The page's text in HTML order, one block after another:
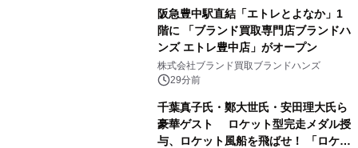
阪急豊中駅直結「エトレとよなか」1
階に 「ブランド買取専門店ブランドハ
ンズ エトレ豊中店」がオープン
株式会社ブランド買取ブランドハンズ
29分前
千葉真子氏・鄭大世氏・安田理大氏ら
豪華ゲスト ロケット型完走メダル授
与、ロケット風船を飛ばせ！ 「ロケッ